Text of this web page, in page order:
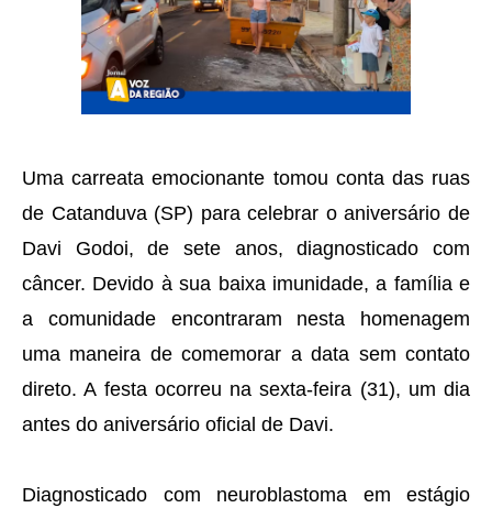
Uma carreata emocionante tomou conta das ruas
de Catanduva (SP) para celebrar o aniversário de
Davi Godoi, de sete anos, diagnosticado com
câncer. Devido à sua baixa imunidade, a família e
a comunidade encontraram nesta homenagem
uma maneira de comemorar a data sem contato
direto. A festa ocorreu na sexta-feira (31), um dia
antes do aniversário oficial de Davi.
Diagnosticado com neuroblastoma em estágio